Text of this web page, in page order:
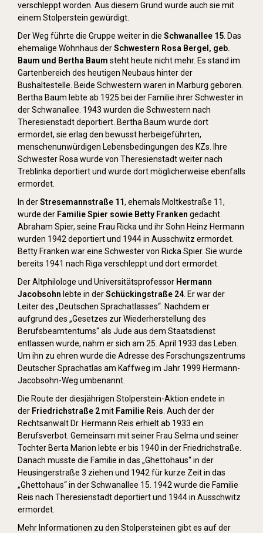
verschleppt worden. Aus diesem Grund wurde auch sie mit
einem Stolperstein gewürdigt.
Der Weg führte die Gruppe weiter in die Schwanallee 15 . Das
ehemalige Wohnhaus derSchwestern Rosa Bergel, geb.
Baum und Bertha Baum steht heute nicht mehr. Es stand im
Gartenbereich des heutigen Neubaus hinter der
Bushaltestelle. Beide Schwestern waren in Marburg geboren.
Bertha Baum lebte ab 1925 bei der Familie ihrer Schwester in
der Schwanallee. 1943 wurden die Schwestern nach
Theresienstadt deportiert. Bertha Baum wurde dort
ermordet, sie erlag den bewusst herbeigeführten,
menschenunwürdigen Lebensbedingungen des KZs. Ihre
Schwester Rosa wurde von Theresienstadt weiter nach
Treblinka deportiert und wurde dort möglicherweise ebenfalls
ermordet.
In derStresemannstraße 11, ehemals Moltkestraße 11,
wurde der Familie Spier sowie Betty Franken gedacht.
Abraham Spier, seine Frau Ricka und ihr Sohn Heinz Hermann
wurden 1942 deportiert und 1944 in Ausschwitz ermordet.
Betty Franken war eine Schwester von Ricka Spier. Sie wurde
bereits 1941 nach Riga verschleppt und dort ermordet.
Der Altphilologe und Universitätsprofessor Hermann
Jacobsohn lebte in derSchückingstraße 24 . Er war der
Leiter des „Deutschen Sprachatlasses“. Nachdem er
aufgrund des „Gesetzes zur Wiederherstellung des
Berufsbeamtentums“ als Jude aus dem Staatsdienst
entlassen wurde, nahm er sich am 25. April 1933 das Leben.
Um ihn zu ehren wurde die Adresse des Forschungszentrums
Deutscher Sprachatlas am Kaffweg im Jahr 1999 Hermann-
Jacobsohn-Weg umbenannt.
Die Route der diesjährigen Stolperstein-Aktion endete in
der Friedrichstraße 2mit Familie Reis . Auch der der
Rechtsanwalt Dr. Hermann Reis erhielt ab 1933 ein
Berufsverbot. Gemeinsam mit seiner Frau Selma und seiner
Tochter Berta Marion lebte er bis 1940 in der Friedrichstraße.
Danach musste die Familie in das „Ghettohaus“ in der
Heusingerstraße 3 ziehen und 1942 für kurze Zeit in das
„Ghettohaus“ in der Schwanallee 15. 1942 wurde die Familie
Reis nach Theresienstadt deportiert und 1944 in Ausschwitz
ermordet.
Mehr Informationen zu den Stolpersteinen gibt es auf der